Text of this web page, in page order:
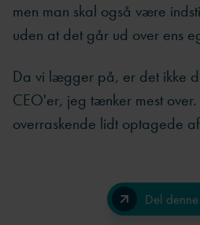
men man skal også være
uden at det går ud over ens
Da vi lægger på, er det ikke
CEO'er, jeg tænker mest
overraskende lidt optagede
Del